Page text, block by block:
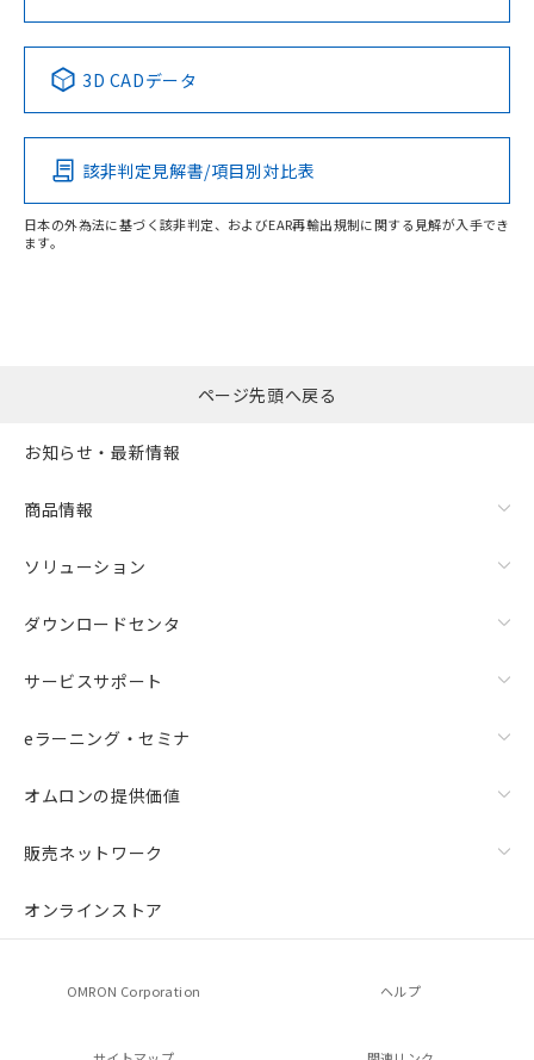
Yes No No No
この製品の規格認証/適合状況ページへ
その他の認証はこちらのページからご検索ください
3D CADデータ
該非判定見解書/項目別対比表
日本の外為法に基づく該非判定、およびEAR再輸出規制に関する見解が入手でき
ます。
ページ先頭へ戻る
お知らせ・最新情報
商品情報
ソリューション
ダウンロードセンタ
サービスサポート
eラーニング・セミナ
オムロンの提供価値
販売ネットワーク
オンラインストア
OMRON Corporation ヘルプ